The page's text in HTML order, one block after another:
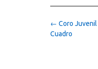
Post
navigation
← Coro
Cuadro